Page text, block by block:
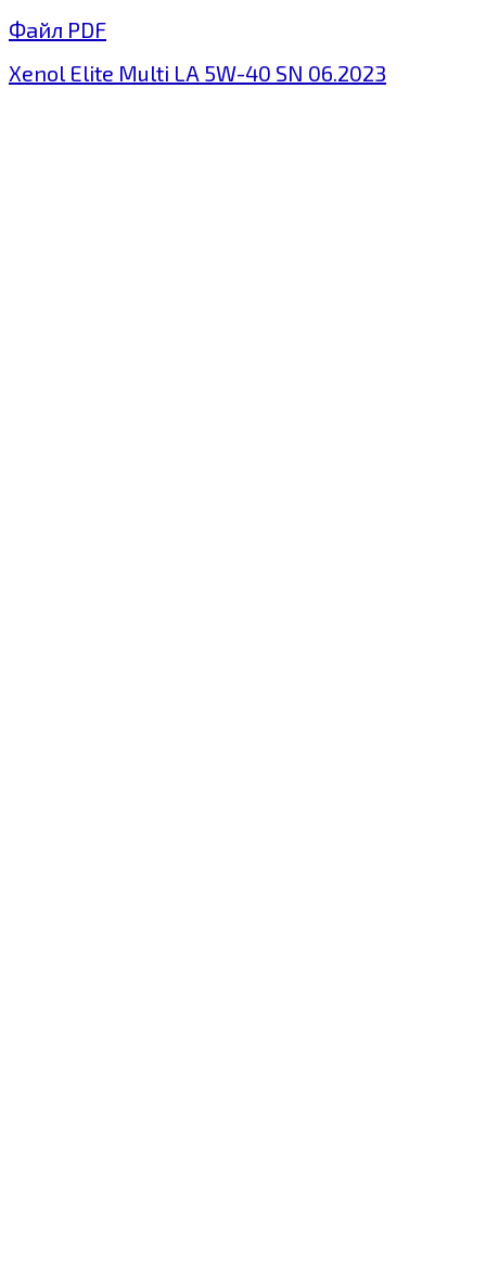
Файл PDF
Xenol Elite Multi LA 5W-40 SN 06.2023